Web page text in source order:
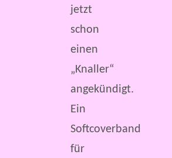
jetzt
schon
einen
„Knaller“
angekündigt.
Ein
Softcoverband
für